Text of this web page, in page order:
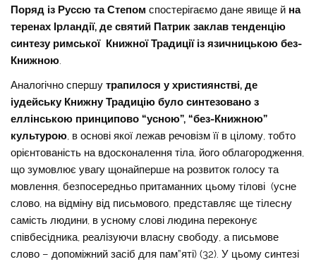
Поряд із Руссю та Степом спостерігаємо дане явище й на
теренах Ірландії, де святий Патрик заклав тенденцію
синтезу римської Книжної Традиції із язичницькою без-
Книжною.
Аналогічно спершутрапилося у християнстві, де
іудейську Книжну Традицію було синтезовано з
еллінською принципово “усною”, “без-Книжною”
культурою, в основі якої лежав речовізм її в цілому, тобто
орієнтованість на вдосконалення тіла, його облагородження,
що зумовлює увагу щонайперше на розвиток голосу та
мовлення, безпосередньо притаманних цьому тілові (усне
слово, на відміну від письмового, представляє ще тілесну
самість людини, в усному слові людина переконує
співбесідника, реалізуючи власну свободу, а письмове
слово – допоміжний засіб для пам”яті) (32). У цьому синтезі